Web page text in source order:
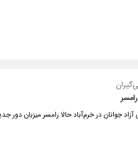
جوانان در خرم‌آباد حالا رامسر میزبان